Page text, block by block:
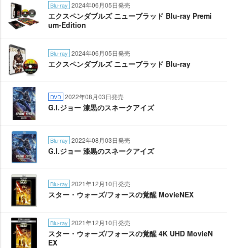
Blu-ray 2024年06月05日発売
エクスペンダブルズ ニューブラッド Blu-ray Premi
um-Edition
Blu-ray 2024年06月05日発売
エクスペンダブルズ ニューブラッド Blu-ray
DVD 2022年08月03日発売
G.I.ジョー 漆黒のスネークアイズ
Blu-ray 2022年08月03日発売
G.I.ジョー 漆黒のスネークアイズ
Blu-ray 2021年12月10日発売
スター・ウォーズ/フォースの覚醒 MovieNEX
Blu-ray 2021年12月10日発売
スター・ウォーズ/フォースの覚醒 4K UHD MovieN
EX